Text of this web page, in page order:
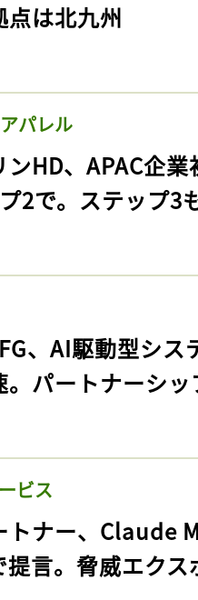
点は北九州
パレル
ンHD、APAC企
2で。ステップ3
、AI駆動型シ
。パートナーシ
ビス
トナー、Claude
提言。脅威エク
気に入りに
ログインが必